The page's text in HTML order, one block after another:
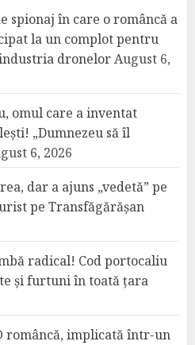
spionaj în care o româncă a
la un complot pentru
dronelorAugust 6,
omul care a inventat
„Dumnezeu să îl
6, 2026
dar a ajuns „vedetă” pe
pe Transfăgărășan
radical! Cod portocaliu
și furtuni în toată țara
româncă, implicată într-un